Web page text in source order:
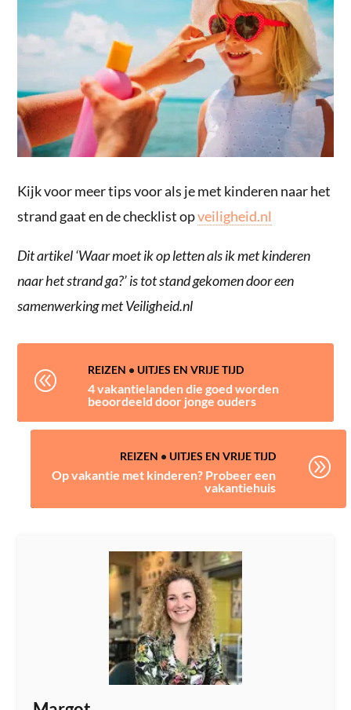
Kijk voor meer tips voor als je met kinderen naar het
strand gaat en de checklist opveiligheid.nl
Dit artikel ‘Waar moet ik op letten als ik met kinderen
naar het strand ga?’ is tot stand gekomen door een
samenwerking met Veiligheid.nl
@ REIZEN •UITJES EN VRIJE TIJD
4 vakantielanden die goed worden
beoordeeld door jonge ouders
REIZEN • UITJES EN VRIJE TIJD
Op vakantie met kinderen? Probeer een
vakantiehuis
A